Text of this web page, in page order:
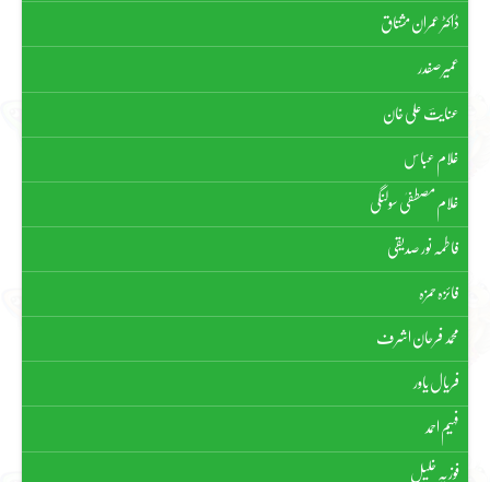
ڈاکٹر عمران مشتاق
عمیر صفدر
عنایتؔ علی خان
غلام عباس
غلام مصطفیٰ سولنگی
فاطمہ نور صدیقی
فائزہ حمزہ
محمد فرحان اشرف
فریال یاور
فہیم احمد
فوزیہ خلیل